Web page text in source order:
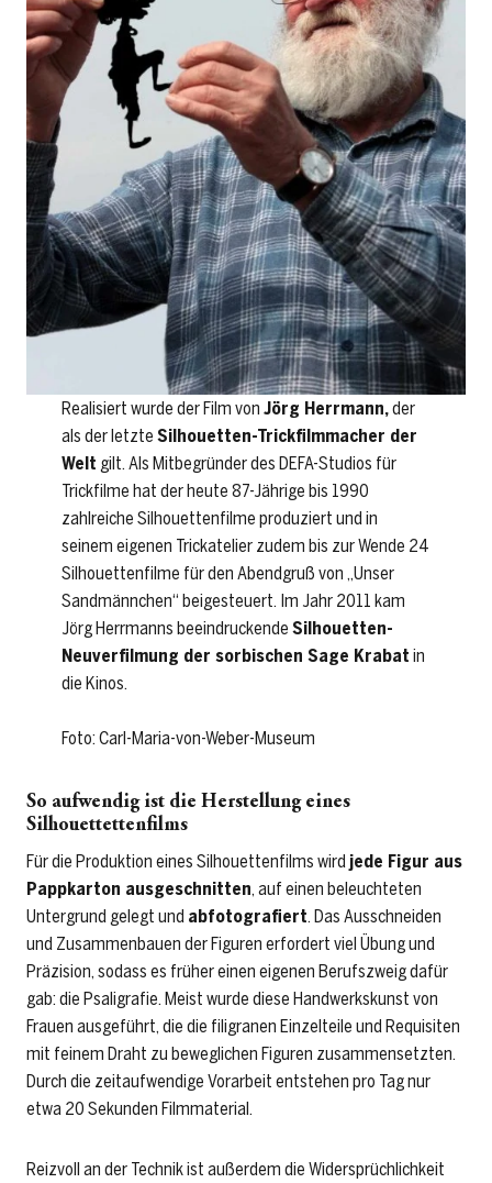
Realisiert wurde der Film von Jörg Herrmann,der
als der letzte Silhouetten-Trickfilmmacher der
Welt gilt. Als Mitbegründer des DEFA-Studios für
Trickfilme hat der heute 87-Jährige bis 1990
zahlreiche Silhouettenfilme produziert und in
seinem eigenen Trickatelier zudem bis zur Wende 24
Silhouettenfilme für den Abendgruß von „Unser
Sandmännchen“ beigesteuert. Im Jahr 2011 kam
Jörg Herrmanns beeindruckende Silhouetten-
Neuverfilmung der sorbischen Sage Krabat in
die Kinos.
Foto: Carl-Maria-von-Weber-Museum
So aufwendig ist die Herstellung eines
Silhouettettenfilms
Für die Produktion eines Silhouettenfilms wird jede Figur aus
Pappkarton ausgeschnitten, auf einen beleuchteten
Untergrund gelegt und abfotografiert. Das Ausschneiden
und Zusammenbauen der Figuren erfordert viel Übung und
Präzision, sodass es früher einen eigenen Berufszweig dafür
gab: die Psaligrafie. Meist wurde diese Handwerkskunst von
Frauen ausgeführt, die die filigranen Einzelteile und Requisiten
mit feinem Draht zu beweglichen Figuren zusammensetzten.
Durch die zeitaufwendige Vorarbeit entstehen pro Tag nur
etwa 20 Sekunden Filmmaterial.
Reizvoll an der Technik ist außerdem die Widersprüchlichkeit